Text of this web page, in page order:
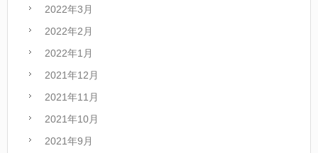
2022年3月
2022年2月
2022年1月
2021年12月
2021年11月
2021年10月
2021年9月